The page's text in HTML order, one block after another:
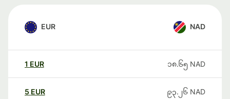
EUR NAD
1 EUR ၁၈.၆၅ NAD
5 EUR ၉၃.၂၆ NAD